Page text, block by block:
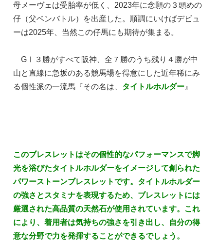
母メーヴェは受胎率が低く、2023年に念願の３頭めの
仔（父ベンバトル）を出産した。順調にいけばデビュ
ーは2025年、当然この仔馬にも期待が集まる。
GⅠ３勝がすべて阪神、全７勝のうち残り４勝が中
山と直線に急坂のある競馬場を得意にした近年稀にみ
る個性派の一流馬『その名は、 タイトルホルダー』
このブレスレットはその個性的なパフォーマンスで脚
光を浴びたタイトルホルダーをイメージして創られた
パワーストーンブレスレットです。タイトルホルダー
の強さとスタミナを表現するため、ブレスレットには
厳選された高品質の天然石が使用されています。これ
により、着用者は気持ちの強さを引き出し、自分の得
意な分野で力を発揮することができるでしょう。